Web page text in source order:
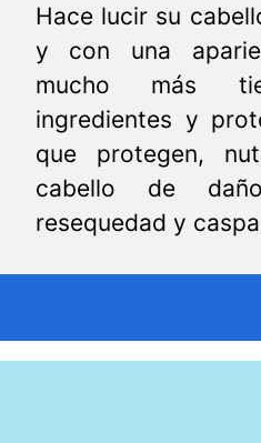
Hace lucir su
y con una
mucho más
ingredientes y
que protegen,
cabello de
resequedad y